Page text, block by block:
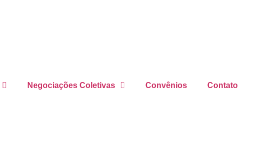
Negociações Coletivas Convênios Contato